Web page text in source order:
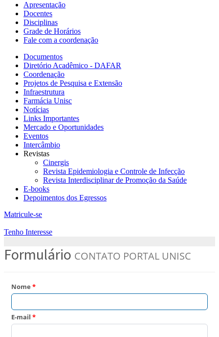
Apresentação
Docentes
Disciplinas
Grade de Horários
Fale com a coordenação
Documentos
Diretório Acadêmico - DAFAR
Coordenação
Projetos de Pesquisa e Extensão
Infraestrutura
Farmácia Unisc
Notícias
Links Importantes
Mercado e Oportunidades
Eventos
Intercâmbio
Revistas
Cinergis
Revista Epidemiologia e Controle de Infecção
Revista Interdisciplinar de Promoção da Saúde
E-books
Depoimentos dos Egressos
Matricule-se
Tenho Interesse